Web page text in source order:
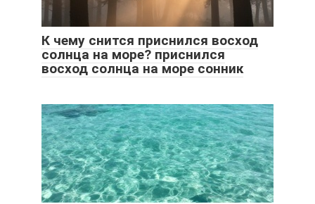
К чему снится приснился восход
солнца на море? приснился
восход солнца на море сонник